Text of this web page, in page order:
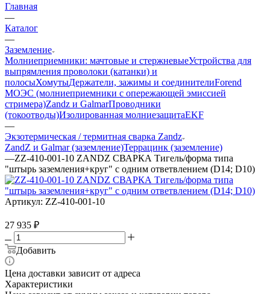
Главная
—
Каталог
—
Заземление
Молниеприемники: мачтовые и стержневыеУстройства для
выпрямления проволоки (катанки) и
полосыХомутыДержатели, зажимы и соединителиForend
МОЭС (молниеприемники с опережающей эмиссией
стримера)Zandz и GalmarПроводники
(токоотводы)Изолированная молниезащитаEKF
—
Экзотермическая / термитная сварка Zandz
ZandZ и Galmar (заземление)Террацинк (заземление)
—ZZ-410-001-10 ZANDZ СВАРКА Тигель/форма типа
"штырь заземления+круг" с одним ответвлением (D14; D10)
Артикул: ZZ-410-001-10
27 935 ₽
Добавить
Цена доставки зависит от адреса
Характеристики